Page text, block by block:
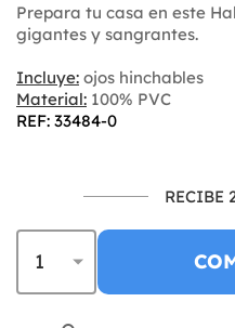
Prepara tu casa en este
gigantes y sangrantes.
Incluye: ojos hinchables
Material: 100% PVC
REF: 33484-0
RECIBE